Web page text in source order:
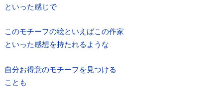
といった感じで
このモチーフの絵といえばこの作家
といった感想を持たれるような
自分お得意のモチーフを見つける
ことも